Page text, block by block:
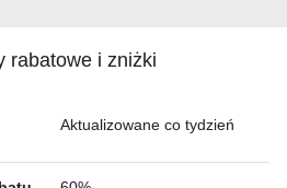
rabatowe i zniżki
Aktualizowane co tydzień